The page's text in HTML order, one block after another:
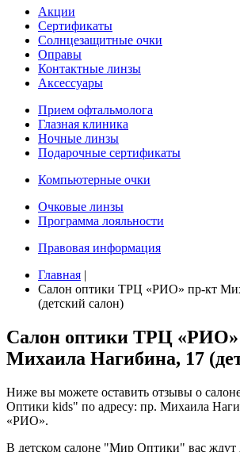
Акции
Сертификаты
Солнцезащитные очки
Оправы
Контактные линзы
Аксессуары
Прием офтальмолога
Глазная клиника
Ночные линзы
Подарочные сертификаты
Компьютерные очки
Очковые линзы
Программа лояльности
Правовая информация
Главная |
Салон оптики ТРЦ «РИО» пр-кт
(детский салон)
Салон оптики ТРЦ «РИО»
Михаила Нагибина, 17
Ниже вы можете оставить отзывы о
Оптики kids" по адресу: пр. Михаила
«РИО».
В детском салоне "Мир Оптики" вас ждут